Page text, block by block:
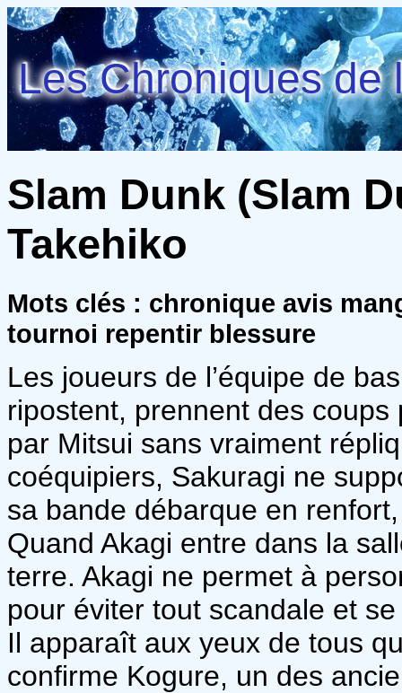
Les Chroniques de
Slam Dunk (Slam
Takehiko
Mots clés : chronique avis
tournoi repentir blessure
Les joueurs de l’équipe de
ripostent, prennent des
par Mitsui sans vraiment
coéquipiers, Sakuragi ne
sa bande débarque en
Quand Akagi entre dans la
terre. Akagi ne permet à
pour éviter tout scandale et
Il apparaît aux yeux de tous
confirme Kogure, un des